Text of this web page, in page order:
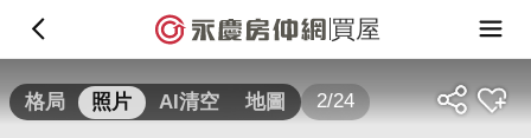
買屋
格局 照片 AI清空 地圖 2/24